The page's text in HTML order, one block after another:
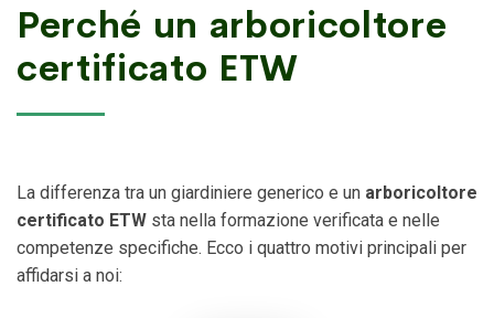
Perché un arboricoltore
certificato ETW
La differenza tra un giardiniere generico e un arboricoltore
certificato ETW sta nella formazione verificata e nelle
competenze specifiche. Ecco i quattro motivi principali per
affidarsi a noi: